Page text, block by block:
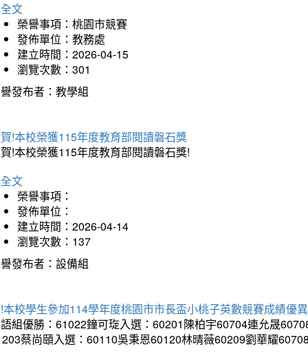
文
榮譽事項：桃園市競賽
發佈單位：教務處
建立時間：2026-04-15
瀏覽次數：301
發布者：教學組
!本校榮獲115年度教育部閱讀磐石獎
!本校榮獲115年度教育部閱讀磐石獎!
文
榮譽事項：
發佈單位：
建立時間：2026-04-14
瀏覽次數：137
發布者：設備組
本校學生參加114學年度桃園市市長盃小桃子英數競賽成績優
組優勝：61022鐘可琁入選：60201陳柏宇60704連允晟
蔡尚頤入選：60110吳秉恩60120林晴薇60209劉華耀